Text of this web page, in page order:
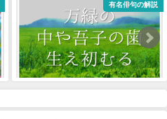
有名俳句の解説